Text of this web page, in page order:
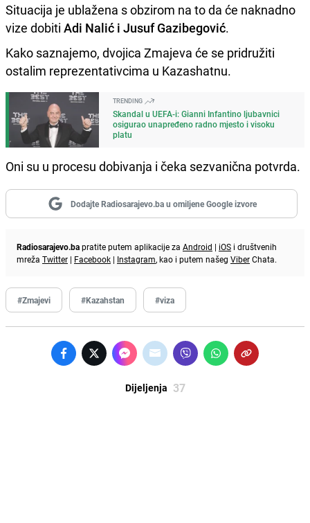
Situacija je ublažena s obzirom na to da će naknadno
vize dobiti Adi Nalić i Jusuf Gazibegović.
Kako saznajemo, dvojica Zmajeva će se pridružiti
ostalim reprezentativcima u Kazashatnu.
TRENDING
Skandal u UEFA-i: Gianni Infantino ljubavnici
osigurao unapređeno radno mjesto i visoku
platu
Oni su u procesu dobivanja i čeka sezvanična potvrda.
Dodajte Radiosarajevo.ba u omiljene Google izvore
Radiosarajevo.bapratite putem aplikacije za Android | iOS i društvenih
mreža Twitter | Facebook | Instagram, kao i putem našeg ViberChata.
#Zmajevi #Kazahstan #viza
Dijeljenja 37